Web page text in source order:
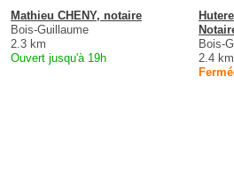
Mathieu CHENY, notaire
Bois-Guillaume
2.3 km
Ouvert jusqu'à 19h
Bois-
2.4 km